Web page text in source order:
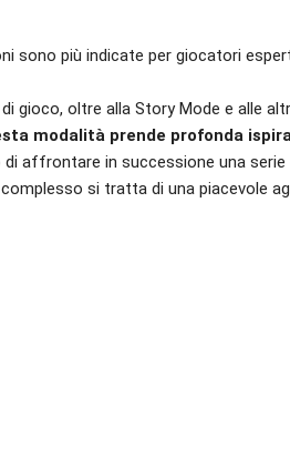
sono più indicate per giocatori
gioco, oltre alla Story Mode e alle
modalità prende profonda
affrontare in successione una
si tratta di una piacevole